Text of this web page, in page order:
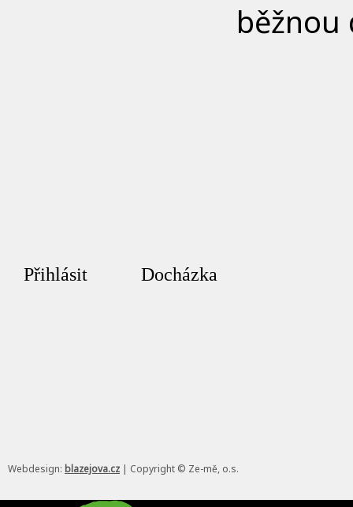
běžnou
Přihlásit Docházka
Webdesign: blazejova.cz | Copyright © Ze-mě, o.s.